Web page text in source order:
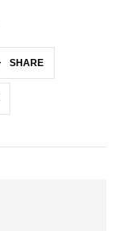
SHARE